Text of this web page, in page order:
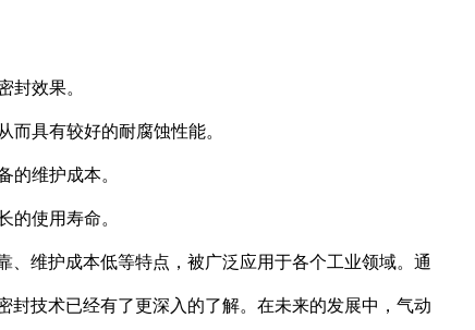
效果。
具有较好的耐腐蚀性能。
维护成本。
使用寿命。
维护成本低等特点，被广泛应用于各个工业领域。通
技术已经有了更深入的了解。在未来的发展中，气动